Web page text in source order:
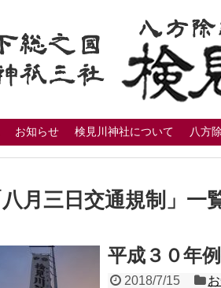
お知らせ 検見川神社について 八方
八月三日交通規制 」 一
平成３０年
2018/7/15